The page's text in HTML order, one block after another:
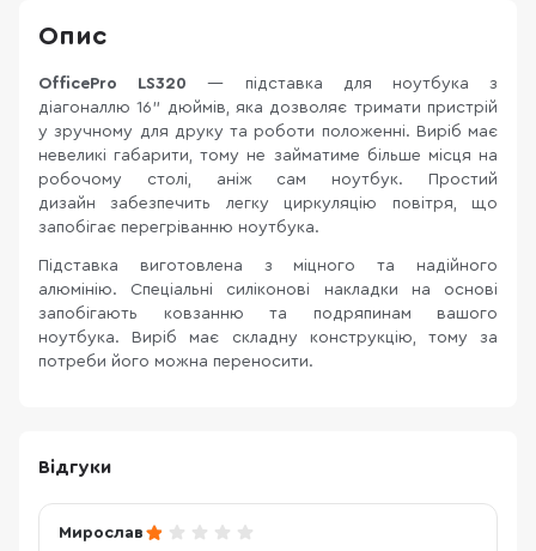
Опис
OfficePro LS320— підставка для ноутбука з
діагоналлю 16" дюймів, яка дозволяє тримати пристрій
у зручному для друку та роботи положенні. Виріб має
невеликі габарити, тому не займатиме більше місця на
робочому столі, аніж сам ноутбук. Простий
дизайн забезпечить легку циркуляцію повітря, що
запобігає перегріванню ноутбука.
Підставка виготовлена з міцного та надійного
алюмінію. Спеціальні силіконові накладки на основі
запобігають ковзанню та подряпинам вашого
ноутбука. Виріб має складну конструкцію, тому за
потреби його можна переносити.
Відгуки
Мирослав